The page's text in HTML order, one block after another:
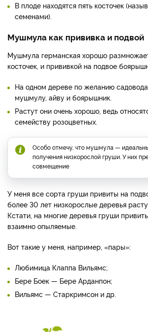
В плоде находятся пять косточек
семенами).
Мушмула как прививка и подвой
Мушмула германская хорошо
косточек, и прививкой на подвое
На одном дереве по желанию
мушмулу, айву и боярышник.
Растут они очень хорошо, ведь
семейству розоцветных.
Особо отмечу, что мушмула —
получения низкорослой груши. У них
совмещение
У меня все сорта груши привиты на
более 30 лет низкорослые деревья
Кстати, на многие деревья груши
взаимно опыляемые.
Вот такие у меня, например, «пары»:
Любимица Клаппа Вильямс;
Бере Боек — Бере Арданпон;
Вильямс — Старкримсон и др.